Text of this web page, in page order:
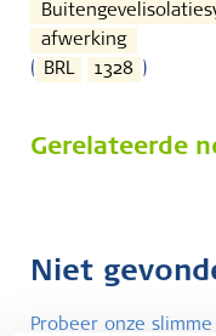
afwerking
( BRL 1328 )
Gerelateerde
Niet
Probeer onze